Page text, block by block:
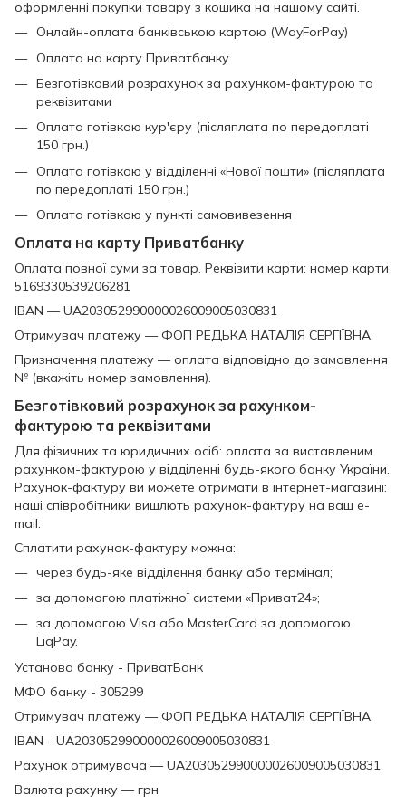
оформленні покупки товару з кошика на нашому сайті.
Онлайн-оплата банківською картою (WayForPay)
Оплата на карту Приватбанку
Безготівковий розрахунок за рахунком-фактурою та
реквізитами
Оплата готівкою кур'єру (післяплата по передоплаті
150 грн.)
Оплата готівкою у відділенні «Нової пошти» (післяплата
по передоплаті 150 грн.)
Оплата готівкою у пункті самовивезення
Оплата на карту Приватбанку
Оплата повної суми за товар. Реквізити карти: номер карти
5169330539206281
IBAN — UA203052990000026009005030831
Отримувач платежу — ФОП РЕДЬКА НАТАЛІЯ СЕРГІЇВНА
Призначення платежу — оплата відповідно до замовлення
№ (вкажіть номер замовлення).
Безготівковий розрахунок за рахунком-
фактурою та реквізитами
Для фізичних та юридичних осіб: оплата за виставленим
рахунком-фактурою у відділенні будь-якого банку України.
Рахунок-фактуру ви можете отримати в інтернет-магазині:
наші співробітники вишлють рахунок-фактуру на ваш e-
mail.
Сплатити рахунок-фактуру можна:
через будь-яке відділення банку або термінал;
за допомогою платіжної системи «Приват24»;
за допомогою Visa або MasterCard за допомогою
LiqPay.
Установа банку - ПриватБанк
МФО банку - 305299
Отримувач платежу — ФОП РЕДЬКА НАТАЛІЯ СЕРГІЇВНА
IBAN - UA203052990000026009005030831
Рахунок отримувача — UA203052990000026009005030831
Валюта рахунку — грн